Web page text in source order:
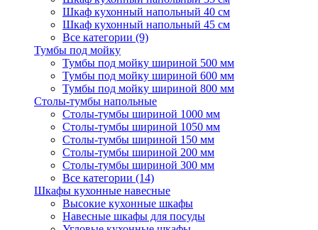
Шкаф кухонный напольный 40 см
Шкаф кухонный напольный 45 см
Все категории (9)
Тумбы под мойку
Тумбы под мойку шириной 500 мм
Тумбы под мойку шириной 600 мм
Тумбы под мойку шириной 800 мм
Столы-тумбы напольные
Столы-тумбы шириной 1000 мм
Столы-тумбы шириной 1050 мм
Столы-тумбы шириной 150 мм
Столы-тумбы шириной 200 мм
Столы-тумбы шириной 300 мм
Все категории (14)
Шкафы кухонные навесные
Высокие кухонные шкафы
Навесные шкафы для посуды